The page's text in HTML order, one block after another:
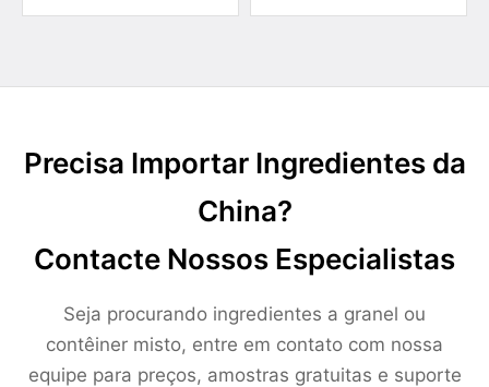
Precisa Importar Ingredientes da
China?
Contacte Nossos Especialistas
Seja procurando ingredientes a granel ou
contêiner misto, entre em contato com nossa
equipe para preços, amostras gratuitas e suporte